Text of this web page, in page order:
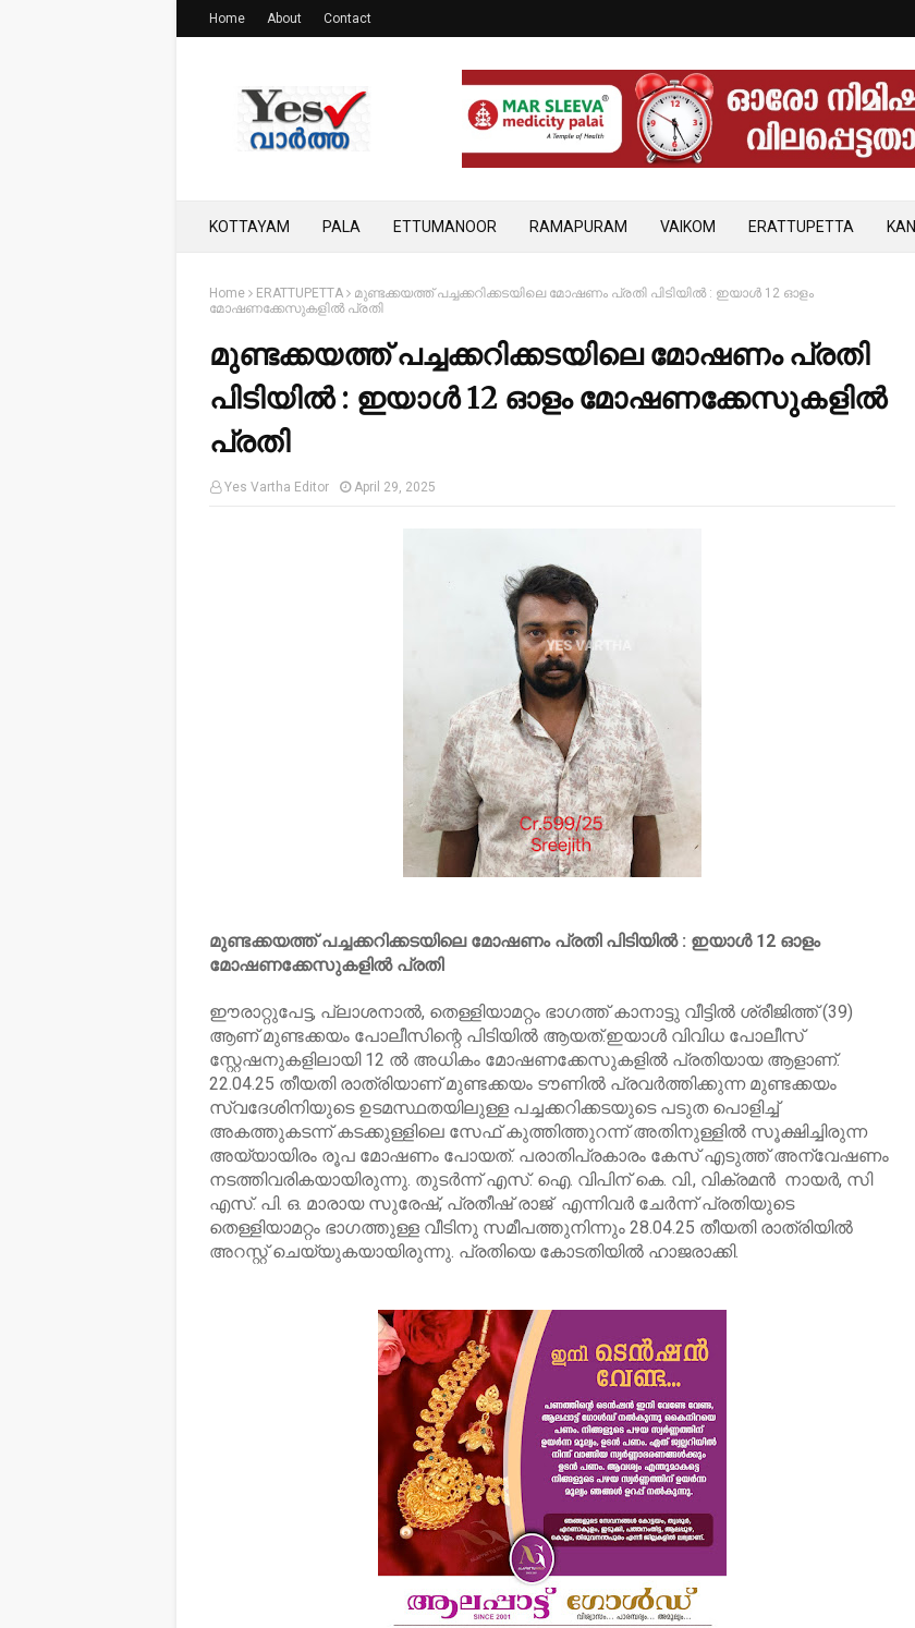
Home About Contact
KOTTAYAM PALA ETTUMANOOR RAMAPURAM VAIKOM ERATTUPETTA
Home ERATTUPETTA
മുണ്ടക്കയത്ത് പച്ചക്കറിക്കടയിലെ മോഷണം പ്രതി പിടിയിൽ : ഇയാൾ 12 ഓളം
മോഷണക്കേസുകളിൽ പ്രതി
മുണ്ടക്കയത്ത് പച്ചക്കറിക്കടയിലെ മോഷണം പ്രതി
പിടിയിൽ : ഇയാൾ 12 ഓളം മോഷണക്കേസുകളിൽ
പ്രതി
Yes Vartha Editor April 29, 2025
മുണ്ടക്കയത്ത് പച്ചക്കറിക്കടയിലെ മോഷണം പ്രതി പിടിയിൽ : ഇയാൾ 12 ഓളം
മോഷണക്കേസുകളിൽ പ്രതി
ഈരാറ്റുപേട്ട, പ്ലാശനാൽ, തെള്ളിയാമറ്റം ഭാഗത്ത്‌ കാനാട്ടു വീട്ടിൽ ശ്രീജിത്ത്‌ (39)
ആണ് മുണ്ടക്കയം പോലീസിന്റെ പിടിയിൽ ആയത്.ഇയാൾ വിവിധ പോലീസ്
സ്റ്റേഷനുകളിലായി 12 ൽ അധികം മോഷണക്കേസുകളിൽ പ്രതിയായ ആളാണ്.
22.04.25 തീയതി രാത്രിയാണ് മുണ്ടക്കയം ടൗണിൽ പ്രവർത്തിക്കുന്ന മുണ്ടക്കയം
സ്വദേശിനിയുടെ ഉടമസ്ഥതയിലുള്ള പച്ചക്കറിക്കടയുടെ പടുത പൊളിച്ച്
അകത്തുകടന്ന് കടക്കുള്ളിലെ സേഫ് കുത്തിത്തുറന്ന് അതിനുള്ളിൽ സൂക്ഷിച്ചിരുന്ന
അയ്യായിരം രൂപ മോഷണം പോയത്. പരാതിപ്രകാരം കേസ് എടുത്ത് അന്വേഷണം
നടത്തിവരികയായിരുന്നു. തുടർന്ന് എസ്. ഐ. വിപിന് കെ. വി., വിക്രമൻ നായർ, സി
എസ്. പി. ഒ. മാരായ സുരേഷ്, പ്രതീഷ് രാജ് എന്നിവർ ചേർന്ന് പ്രതിയുടെ
തെള്ളിയാമറ്റം ഭാഗത്തുള്ള വീടിനു സമീപത്തുനിന്നും 28.04.25 തീയതി രാത്രിയിൽ
അറസ്റ്റ് ചെയ്യുകയായിരുന്നു. പ്രതിയെ കോടതിയിൽ ഹാജരാക്കി.